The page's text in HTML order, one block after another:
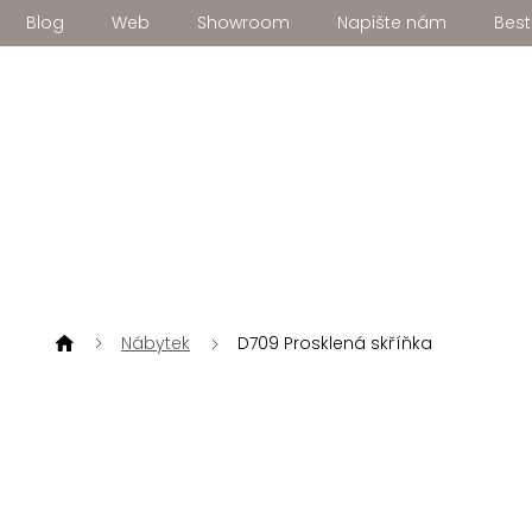
PřejítBlog Web Showroom Napište nám
Nábytek D709 Prosklená skříňka